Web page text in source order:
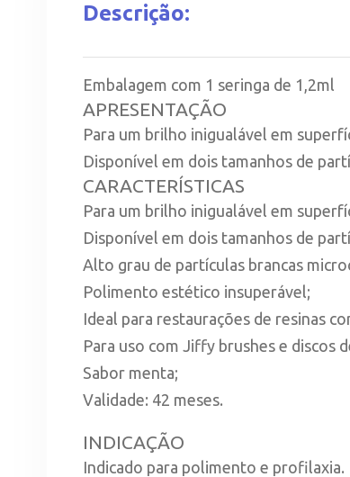
Descrição:
Embalagem com 1 seringa de 1,2ml
APRESENTAÇÃO
Para um brilho inigualável em
Disponível em dois tamanhos de
CARACTERÍSTICAS
Para um brilho inigualável em
Disponível em dois tamanhos de
Alto grau de partículas brancas
Polimento estético insuperável;
Ideal para restaurações de resinas
Para uso com Jiffy brushes e discos
Sabor menta;
Validade: 42 meses.
INDICAÇÃO
Indicado para polimento e profilaxia.